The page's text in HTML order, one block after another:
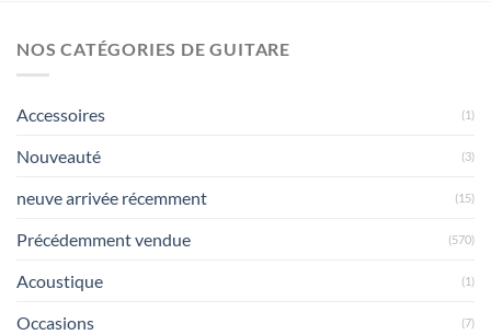
NOS CATÉGORIES DE GUITARE
Accessoires (1)
Nouveauté (3)
neuve arrivée récemment (15)
Précédemment vendue (570)
Acoustique (1)
Occasions (7)